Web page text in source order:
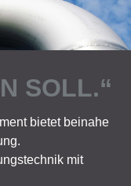
SOLL.“
bietet beinahe
mit